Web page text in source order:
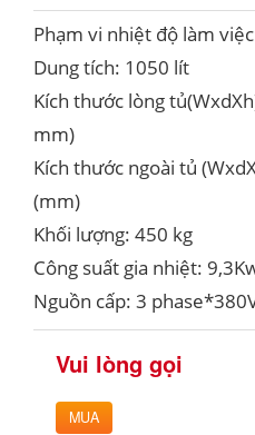
Phạm vi nhiệt độ làm
Dung tích: 1050 lít
Kích thước lòng
mm)
Kích thước ngoài tủ
(mm)
Khối lượng: 450 kg
Công suất gia nhiệt:
Nguồn cấp: 3
Vui lòng gọi
MUA